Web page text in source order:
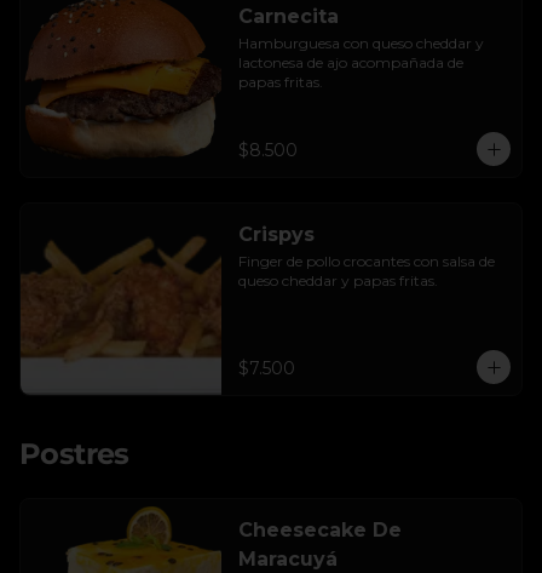
Carnecita
Hamburguesa con queso cheddar y
lactonesa de ajo acompañada de
papas fritas.
$8.500
Crispys
Finger de pollo crocantes con salsa de
queso cheddar y papas fritas.
$7.500
Postres
Cheesecake De
Maracuyá